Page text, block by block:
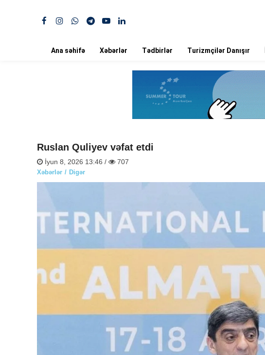
Ana səhifə Xəbərlər Tədbirlər Turizmçilər Danışır
Ruslan Quliyev vəfat etdi
İyun 8, 2026 13:46 / 707
Xəbərlər Digər